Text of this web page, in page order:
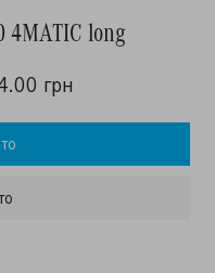
4MATIC long
грн